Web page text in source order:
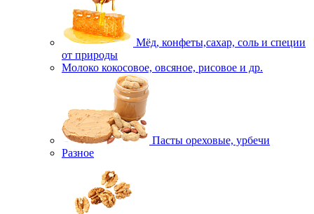
Мёд, конфеты,сахар, соль и специи
от природы
Молоко кокосовое, овсяное, рисовое и др.
Пасты ореховые, урбечи
Разное